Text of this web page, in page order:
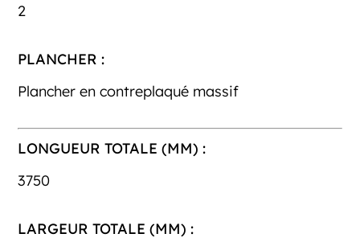
2
PLANCHER :
Plancher en contreplaqué massif
LONGUEUR TOTALE (MM) :
3750
LARGEUR TOTALE (MM) :